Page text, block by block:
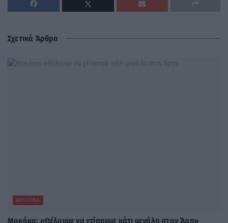
Σχετικά Άρθρα
ΑΘΛΗΤΙΚΆ
Μοκόκα: «Θέλουμε να χτίσουμε κάτι μεγάλο στον Άρη»